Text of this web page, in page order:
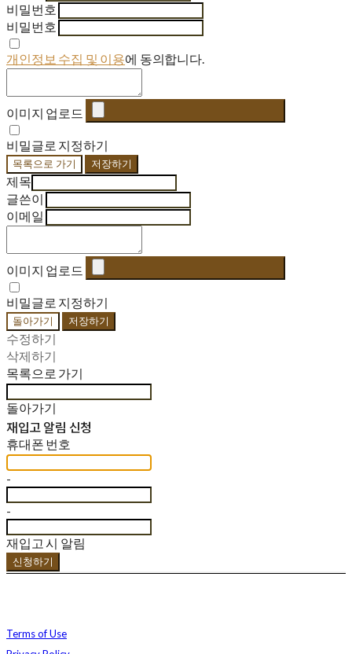
비밀번호
비밀번호
개인정보 수집 및 이용에 동의합니다.
이미지 업로드
비밀글로 지정하기
목록으로 가기 저장하기
제목
글쓴이
이메일
이미지 업로드
비밀글로 지정하기
돌아가기 저장하기
수정하기
삭제하기
목록으로 가기
돌아가기
재입고 알림 신청
휴대폰 번호
-
-
재입고 시 알림
신청하기
Terms of Use